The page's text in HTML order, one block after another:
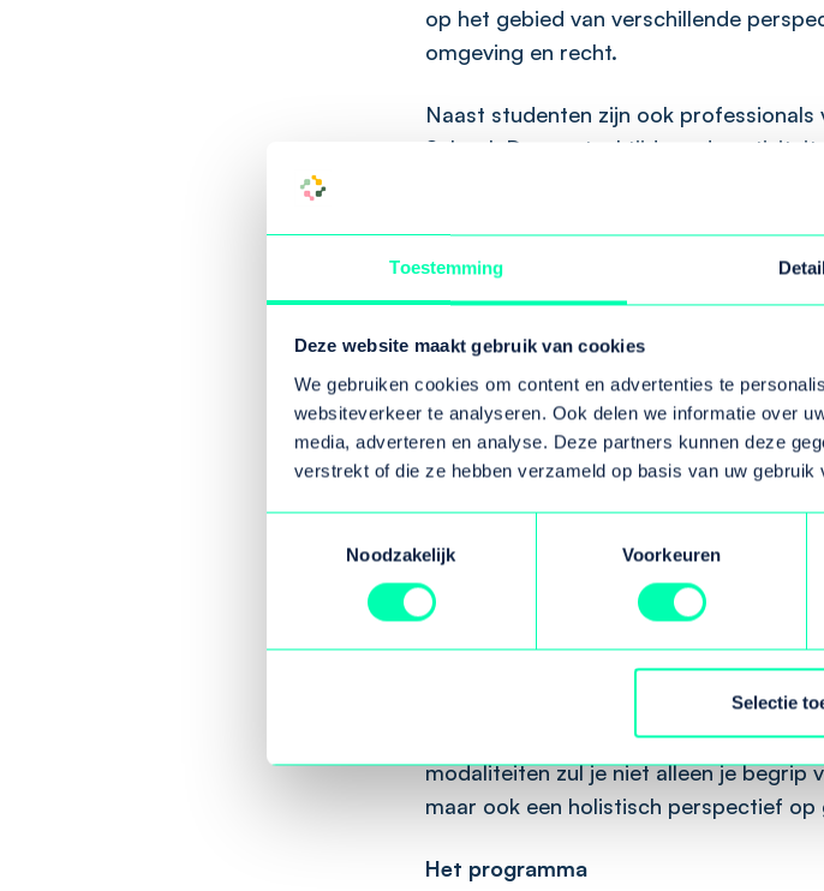
Toestemming
Deze website maakt gebruik van cookies
We gebruiken cookies om content en advertenties te
websiteverkeer te analyseren. Ook delen we informatie over
media, adverteren en analyse. Deze partners kunnen deze
verstrekt of die ze hebben verzameld op basis van uw gebruik
Noodzakelijk
Voorkeuren
Selectie
op het gebied van verschillende
omgeving en recht.
Naast studenten zijn ook
School. De voertaal tijdens de
De zomerschool biedt een spannende
de volksgezondheid, waarbij we
een breed scala aan mensen betrekken.
deelnemers inzicht krijgen in de
volksgezondheid en belangrijke
begrijpen en aan te pakken. Elke
centraal, waarbij we laten zien hoe
en gelijke gezondheidskansen. We
praktijkervaringen, zowel binnen als
en bedenken we samen oplossingen en
Deelnemers zullen meedoen aan een
activiteiten, waaronder lezingen,
verhalensessies en praktische
modaliteiten zul je niet alleen je begrip
maar ook een holistisch perspectief
Het programma